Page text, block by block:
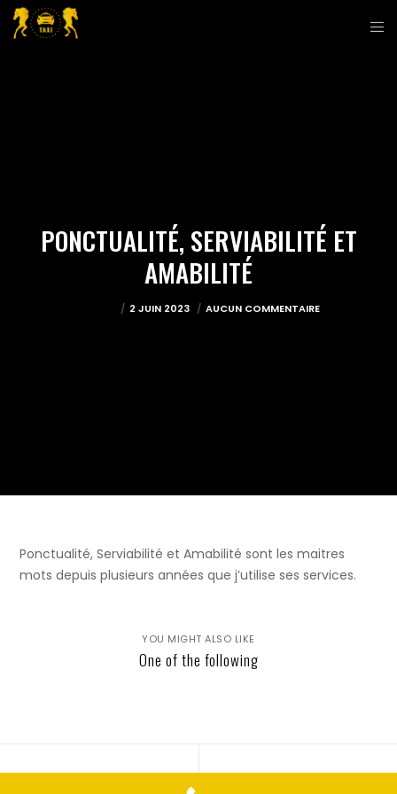
PONCTUALITÉ, SERVIABILITÉ ET
AMABILITÉ
2 JUIN 2023 AUCUN COMMENTAIRE
Ponctualité, Serviabilité et Amabilité sont les maitres
mots depuis plusieurs années que j’utilise ses services.
YOU MIGHT ALSO LIKE
One of the following